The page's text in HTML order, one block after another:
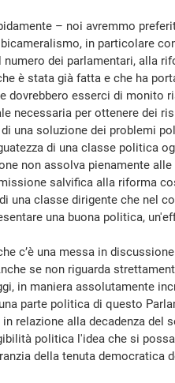
– noi avremmo
in particolare
dei parlamentari, alla
è stata già fatta e che ha
dovrebbero esserci di monito
necessaria per ottenere dei
una soluzione dei problemi
di una classe politica
non assolva pienamente
salvifica alla riforma
una classe dirigente che nel
una buona politica,
c’è una messa in
se non riguarda
in maniera assolutamente
parte politica di questo
relazione alla decadenza del
politica l'idea che si
della tenuta democratica